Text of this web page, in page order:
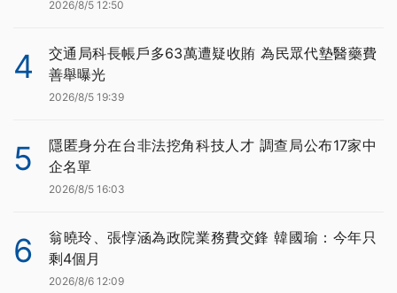
2026/8/5 12:50
4
交通局科長帳戶多63萬遭疑收賄 為民眾代墊醫藥費
善舉曝光
2026/8/5 19:39
5
隱匿身分在台非法挖角科技人才 調查局公布17家中
企名單
2026/8/5 16:03
6
翁曉玲、張惇涵為政院業務費交鋒 韓國瑜：今年只
剩4個月
2026/8/6 12:09